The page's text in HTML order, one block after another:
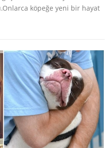
köpeğe yeni bir hayat